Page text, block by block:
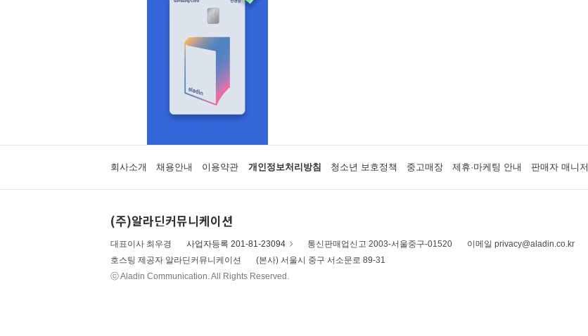
회사소개 채용안내 이용약관 개인정보처리방침 청소년 보호정책 중고매장 제휴·마케팅 안내 판매자 매니저
(주)알라딘커뮤니케이션
대표이사 최우경 사업자등록 201-81-23094 통신판매업신고 2003-서울중구-01520
이메일 privacy@aladin.co.kr
호스팅 제공자 알라딘커뮤니케이션
(본사) 서울시 중구 서소문로 89-31
ⓒ Aladin Communication. All Rights Reserved.